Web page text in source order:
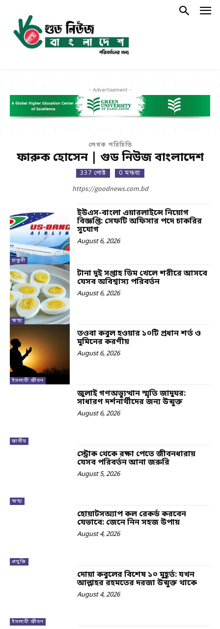
- Advertisement -
লেখক পরিচিতি
ফারুক হোসেন | গুড নিউজ বাংলাদেশ
337 পোষ্ট 0 মন্তব্য
https://goodnews.com.bd
চাকুরী
ইউএস-বাংলা এয়ারলাইন্সে নিয়োগ
বিজ্ঞপ্তি: সেফটি অফিসার পদে চাকরির
সুযোগ
August 6, 2026
স্বাস্থ্য
টানা দুই সপ্তাহ ডিম খেলে শরীরে আসবে
যেসব অবিশ্বাস্য পরিবর্তন
August 6, 2026
ইসলামী জীবন
তওবা কবুল হওয়ার ১০টি প্রধান শর্ত ও
মুমিনের করণীয়
August 6, 2026
জাতীয়
জুলাই গণঅভ্যুত্থান স্মৃতি জাদুঘর:
সাধারণ দর্শনার্থীদের জন্য উন্মুক্ত
August 6, 2026
স্বাস্থ্য
স্ট্রোক থেকে রক্ষা পেতে জীবনধারায়
যেসব পরিবর্তন আনা জরুরি
August 5, 2026
প্রযুক্তি
হোয়াটসঅ্যাপ কল রেকর্ড করবেন
যেভাবে: জেনে নিন সহজ উপায়
August 4, 2026
ইসলামী জীবন
দোয়া কবুলের বিশেষ ১০ মুহূর্ত: যখন
আল্লাহর রহমতের দরজা উন্মুক্ত থাকে
August 4, 2026